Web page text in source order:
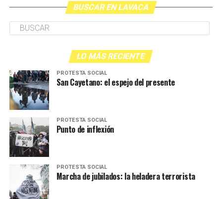
BUSCAR EN LAVACA
LO MÁS RECIENTE
PROTESTA SOCIAL
San Cayetano: el espejo del presente
PROTESTA SOCIAL
Punto de inflexión
PROTESTA SOCIAL
Marcha de jubilados: la heladera terrorista